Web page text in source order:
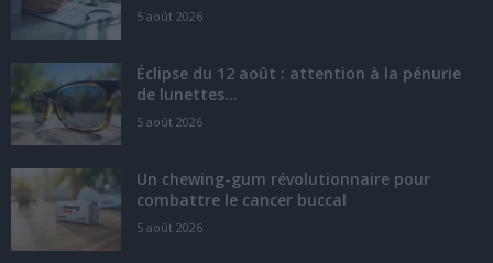
5 août 2026
Éclipse du 12 août : attention à la pénurie
de lunettes...
5 août 2026
Un chewing-gum révolutionnaire pour
combattre le cancer buccal
5 août 2026